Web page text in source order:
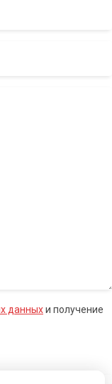
данныхи получение